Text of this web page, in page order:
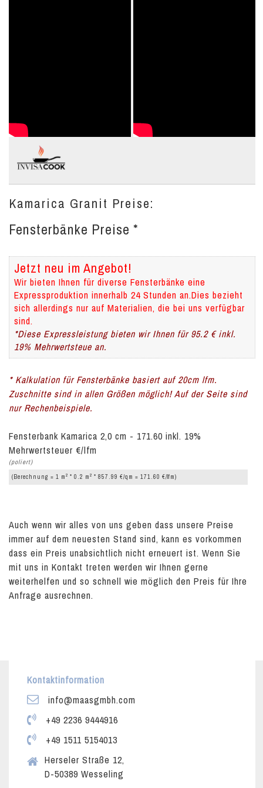
Kamarica Granit Preise:
Fensterbänke Preise *
Jetzt neu im Angebot!
Wir bieten Ihnen für diverse Fensterbänke eine
Expressproduktion innerhalb 24 Stunden an.Dies bezieht
sich allerdings nur auf Materialien, die bei uns verfügbar
sind.
*Diese Expressleistung bieten wir Ihnen für 95.2 € inkl.
19% Mehrwertsteue an.
* Kalkulation für Fensterbänke basiert auf 20cm lfm.
Zuschnitte sind in allen Größen möglich! Auf der Seite sind
nur Rechenbeispiele.
Fensterbank Kamarica 2,0 cm - 171.60 inkl. 19%
Mehrwertsteuer €/lfm
(poliert)
(Berechnung = 1 m 2 * 0.2 m 2 * 857.99 €/qm = 171.60 €/lfm)
Auch wenn wir alles von uns geben dass unsere Preise
immer auf dem neuesten Stand sind, kann es vorkommen
dass ein Preis unabsichtlich nicht erneuert ist. Wenn Sie
mit uns in Kontakt treten werden wir Ihnen gerne
weiterhelfen und so schnell wie möglich den Preis für Ihre
Anfrage ausrechnen.
Kontaktinformation
info@maasgmbh.com
+49 2236 9444916
+49 1511 5154013
Herseler Straße 12,
D-50389 Wesseling